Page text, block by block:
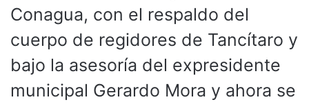
Conagua, con el respaldo del
cuerpo de regidores de Tancítaro y
bajo la asesoría del expresidente
municipal Gerardo Mora y ahora se